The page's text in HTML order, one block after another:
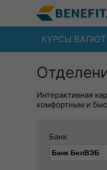
КУРСЫ ВАЛЮТ
Интерактивная
комфортным и
Банк